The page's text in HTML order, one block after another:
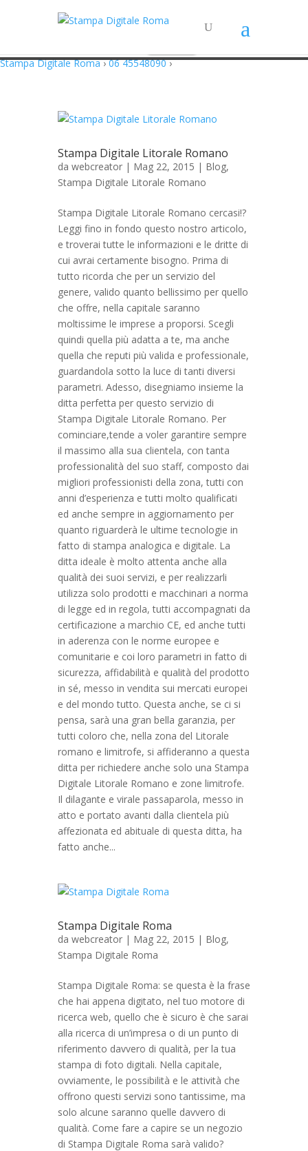
Stampa Digitale Roma›06 45548090›
Stampa Digitale Litorale Romano
da webcreator | Mag 22, 2015 | Blog,
Stampa Digitale Litorale Romano
Stampa Digitale Litorale Romano cercasi!?
Leggi fino in fondo questo nostro articolo,
e troverai tutte le informazioni e le dritte di
cui avrai certamente bisogno. Prima di
tutto ricorda che per un servizio del
genere, valido quanto bellissimo per quello
che offre, nella capitale saranno
moltissime le imprese a proporsi. Scegli
quindi quella più adatta a te, ma anche
quella che reputi più valida e professionale,
guardandola sotto la luce di tanti diversi
parametri. Adesso, disegniamo insieme la
ditta perfetta per questo servizio di
Stampa Digitale Litorale Romano. Per
cominciare,tende a voler garantire sempre
il massimo alla sua clientela, con tanta
professionalità del suo staff, composto dai
migliori professionisti della zona, tutti con
anni d’esperienza e tutti molto qualificati
ed anche sempre in aggiornamento per
quanto riguarderà le ultime tecnologie in
fatto di stampa analogica e digitale. La
ditta ideale è molto attenta anche alla
qualità dei suoi servizi, e per realizzarli
utilizza solo prodotti e macchinari a norma
di legge ed in regola, tutti accompagnati da
certificazione a marchio CE, ed anche tutti
in aderenza con le norme europee e
comunitarie e coi loro parametri in fatto di
sicurezza, affidabilità e qualità del prodotto
in sé, messo in vendita sui mercati europei
e del mondo tutto. Questa anche, se ci si
pensa, sarà una gran bella garanzia, per
tutti coloro che, nella zona del Litorale
romano e limitrofe, si affideranno a questa
ditta per richiedere anche solo una Stampa
Digitale Litorale Romano e zone limitrofe.
Il dilagante e virale passaparola, messo in
atto e portato avanti dalla clientela più
affezionata ed abituale di questa ditta, ha
fatto anche...
Stampa Digitale Roma
da webcreator | Mag 22, 2015 | Blog,
Stampa Digitale Roma
Stampa Digitale Roma: se questa è la frase
che hai appena digitato, nel tuo motore di
ricerca web, quello che è sicuro è che sarai
alla ricerca di un’impresa o di un punto di
riferimento davvero di qualità, per la tua
stampa di foto digitali. Nella capitale,
ovviamente, le possibilità e le attività che
offrono questi servizi sono tantissime, ma
solo alcune saranno quelle davvero di
qualità. Come fare a capire se un negozio
di Stampa Digitale Roma sarà valido?
Questo sito utilizza cookie in conformità alla policy e cookie che rientrano
nella responsabilità di terze parti. Proseguendo nella navigazione